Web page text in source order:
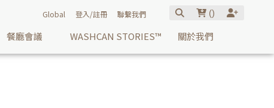
Global 登入/註冊 聯繫我們 ()
餐廳會議 WASHCAN STORIES™ 關於我們